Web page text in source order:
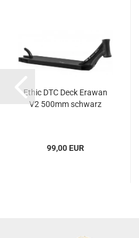
Ethic DTC Deck Erawan
V2 500mm schwarz
99,00 EUR